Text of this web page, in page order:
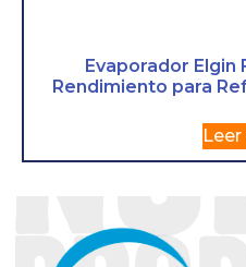
Evaporador Elgin
Rendimiento para